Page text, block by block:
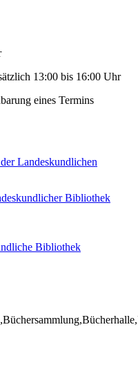
13:00 bis 16:00 Uhr
eines Termins
Landeskundlichen
Bibliothek
Bibliothek